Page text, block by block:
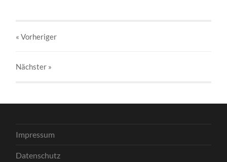
« Vorheriger
Nächster »
Impressum
Datenschutz